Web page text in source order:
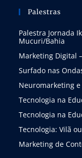
Palestras
Palestra Jornada
Mucuri/Bahia
Marketing Digital
Surfado nas
Neuromarketing e
Tecnologia na
Tecnologia na
Tecnologia: Vilã
Marketing de